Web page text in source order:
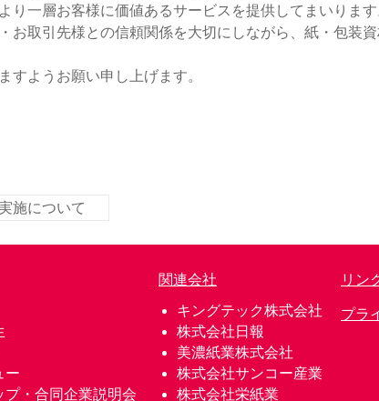
り一層お客様に価値あるサービスを提供してまいります
お取引先様との信頼関係を大切にしながら、紙・包装
すようお願い申し上げます。
施について
ー
プ・合同企業説明会
関連会社
キングテック株式会社
株式会社日報
美濃紙業株式会社
株式会社サンコー産業
株式会社栄紙業
リン
プラ